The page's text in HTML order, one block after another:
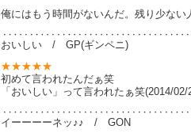
俺にはもう時間がないんだ。残り少な
おいしい / GP(ギンペニ)
★★★★★
初めて言われたんだぁ笑
「おいしい」って言われたぁ笑(2014/02/
イーーーーネッ♪♪ / GON